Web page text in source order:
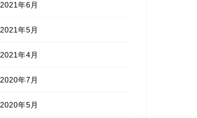
2021年6月
2021年5月
2021年4月
2020年7月
2020年5月